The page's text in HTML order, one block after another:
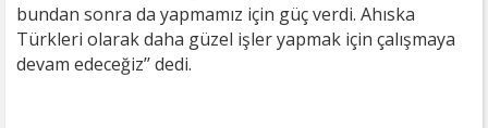
bundan sonra da yapmamız için güç verdi. Ahıska
Türkleri olarak daha güzel işler yapmak için çalışmaya
devam edeceğiz’’ dedi.